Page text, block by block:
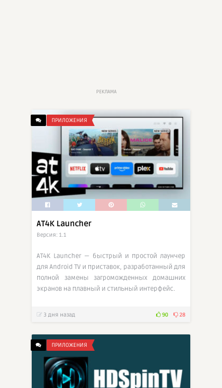
РЕКЛАМА
ПРИЛОЖЕНИЯ
AT4K Launcher
Версия: 1.1
AT4K Launcher — быстрый и простой лаунчер
для Android TV и приставок, разработанный для
полной замены загроможденных домашних
экранов на плавный и стильный интерфейс.
3 дня назад 90 28
ПРИЛОЖЕНИЯ